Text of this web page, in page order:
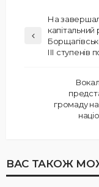
На
ІІІ
громаду
ВАС ТАКОЖ